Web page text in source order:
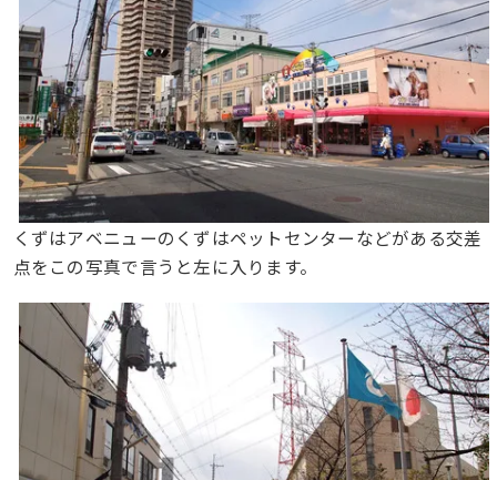
くずはアベニューのくずはペットセンターなどがある交差
点をこの写真で言うと左に入ります。